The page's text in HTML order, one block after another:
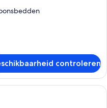
controleren